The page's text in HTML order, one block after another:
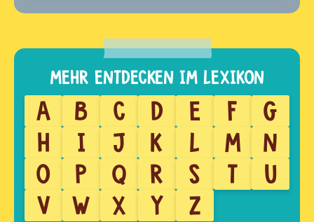
A B C D E F
G
H
I J K L M
N
O
P Q R S T
U
V
W X Y Z